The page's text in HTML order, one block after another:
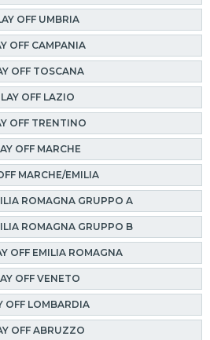
OFF UMBRIA
OFF CAMPANIA
OFF TOSCANA
OFF LAZIO
OFF TRENTINO
OFF MARCHE
MARCHE/EMILIA
ROMAGNA GRUPPO A
ROMAGNA GRUPPO B
OFF EMILIA ROMAGNA
OFF VENETO
OFF LOMBARDIA
OFF ABRUZZO